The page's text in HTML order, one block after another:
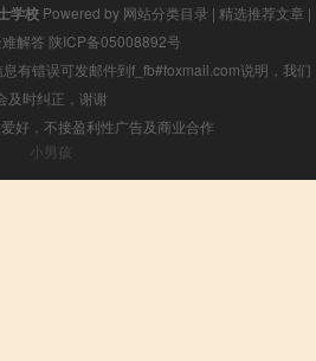
学校Powered by 网站分类目录 | 精选推荐文章 |
解答 陕ICP备05008892号
有错误可发邮件到f_fb#foxmail.com说明，我们
及时纠正，谢谢
好，不接盈利性广告及商业合作
小男孩